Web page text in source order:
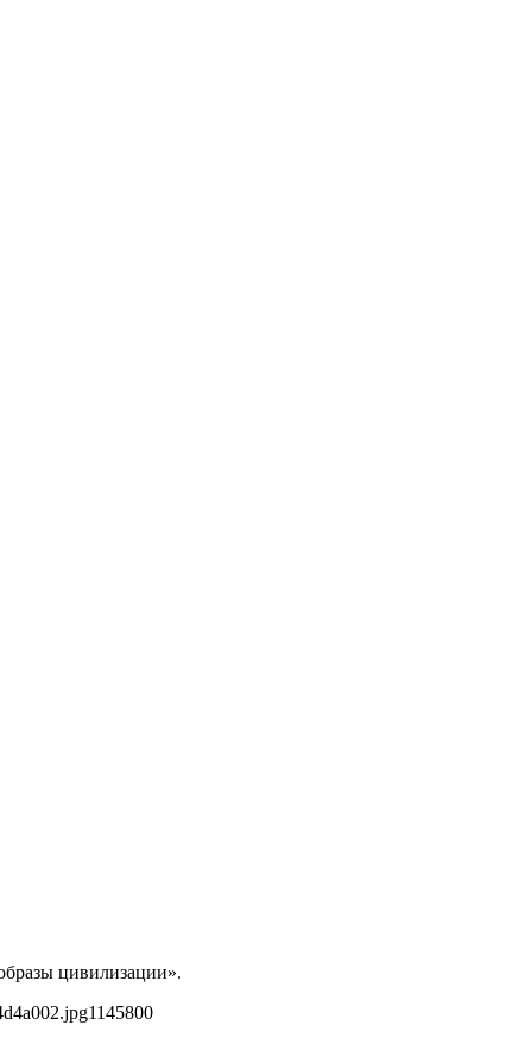
цивилизации».
1145800